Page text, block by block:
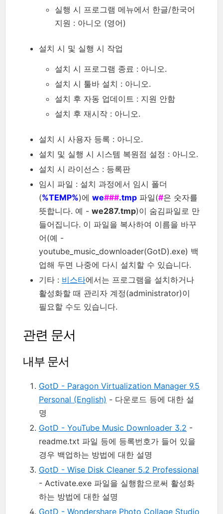
실행 시 프로그램 메뉴에서 한글/한국어
지원 : 아니오 (영어)
설치 시 및 실행 시 작업
설치 시 프로그램 종료 : 아니오.
설치 시 툴바 설치 : 아니오.
설치 후 자동 업데이트 : 지원 안함
설치 후 재시작 : 아니오.
설치 시 사용자 등록 : 아니오.
설치 및 실행 시 시스템 복원점 설정 : 아니오.
설치 시 라이선스 : 등록판
임시 파일 : 설치 과정에서 임시 폴더
(%TEMP%)에 we###.tmp 파일(#은 숫자를
뜻합니다. 예 - we287.tmp)이 숨김파일로 만
들어집니다. 이 파일을 복사하여 이름을 바꾸
어(예 -
youtube_music_downloader(GotD).exe) 백
업해 두면 나중에 다시 설치할 수 있습니다.
기타 : 비스타에서는 프로그램을 설치하거나
활성화할 때 관리자 계정(administrator)이
필요할 수도 있습니다.
관련 문서
내부 문서
GotD - Paragon Virtualization Manager 9.5
Personal (English) - 다운로드 등에 대한 설
명
GotD - YouTube Music Downloader 3.2 -
readme.txt 파일 등에 등록번호가 들어 있을
경우 백업하는 방법에 대한 설명
GotD - Wise Disk Cleaner 5.2 Professional
- Activate.exe 파일을 실행함으로써 활성화
하는 방법에 대한 설명
GotD - Wondershare Photo Collage Studio